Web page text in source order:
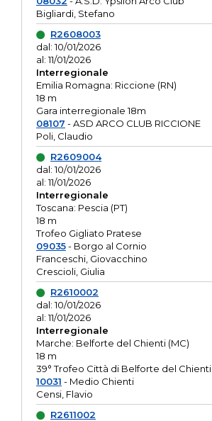
Bigliardi, Stefano
R2608003
dal: 10/01/2026
al: 11/01/2026
Interregionale
Emilia Romagna: Riccione (RN)
18 m
Gara interregionale 18m
08107 - ASD ARCO CLUB RICCIONE
Poli, Claudio
R2609004
dal: 10/01/2026
al: 11/01/2026
Interregionale
Toscana: Pescia (PT)
18 m
Trofeo Gigliato Pratese
09035- Borgo al Cornio
Franceschi, Giovacchino
Crescioli, Giulia
R2610002
dal: 10/01/2026
al: 11/01/2026
Interregionale
Marche: Belforte del Chienti (MC)
18 m
39° Trofeo Città di Belforte del Chienti.
10031 - Medio Chienti
Censi, Flavio
R2611002